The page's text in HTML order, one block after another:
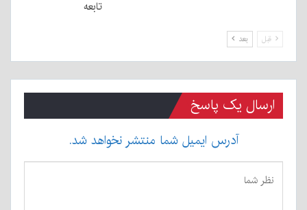
تابعه
قبل بعد
ارسال یک پاسخ
آدرس ایمیل شما منتشر نخواهد شد.